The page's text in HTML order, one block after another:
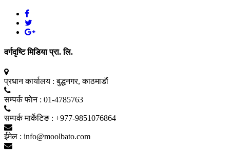
वर्गदृष्टि मिडिया प्रा. लि.
प्रधान कार्यालय : बुद्धनगर, काठमाडाैं
सम्पर्क फाेन : 01-4785763
सम्पर्क मार्केटिङ : +977-9851076864
ईमेल : info@moolbato.com